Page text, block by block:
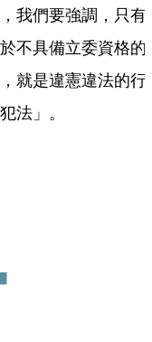
我們要強調，只有
不具備立委資格的
就是違憲違法的行
法」。